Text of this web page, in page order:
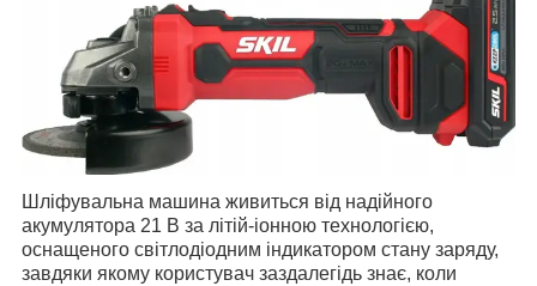
Шліфувальна машина живиться від надійного
акумулятора 21 В за літій-іонною технологією,
оснащеного світлодіодним індикатором стану заряду,
завдяки якому користувач заздалегідь знає, коли